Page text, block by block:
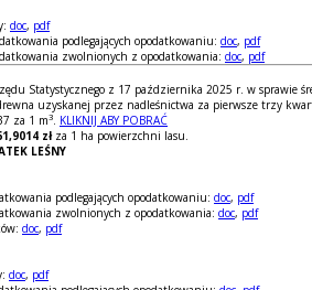
doc, pdf
podlegających opodatkowaniu: doc, pdf
zwolnionych z opodatkowania: doc, pdf
Statystycznego z 17 października 2025 r. w sprawie
uzyskanej przez nadleśnictwa za pierwsze trzy
za 1 m3
KLIKNIJ ABY POBRAĆ
złza 1 ha powierzchni lasu.
LEŚNY
podlegających opodatkowaniu: doc, pdf
zwolnionych z opodatkowania: doc, pdf
doc, pdf
doc, pdf